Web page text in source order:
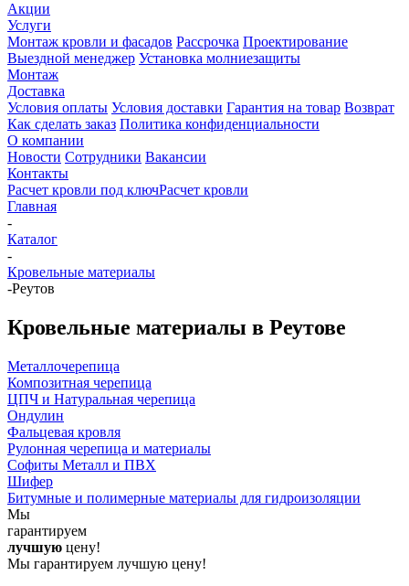
Акции
Услуги
Монтаж кровли и фасадов Рассрочка Проектирование
Выездной менеджер Установка молниезащиты
Монтаж
Доставка
Условия оплаты Условия доставки Гарантия на товар Возврат
Как сделать заказ Политика конфиденциальности
О компании
Новости Сотрудники Вакансии
Контакты
Расчет кровли под ключРасчет кровли
Главная
-
Каталог
-
Кровельные материалы
-Реутов
Кровельные материалы в Реутове
Металлочерепица
Композитная черепица
ЦПЧ и Натуральная черепица
Ондулин
Фальцевая кровля
Рулонная черепица и материалы
Софиты Металл и ПВХ
Шифер
Битумные и полимерные материалы для гидроизоляции
Мы
гарантируем
лучшую цену!
Мы гарантируем лучшую цену!